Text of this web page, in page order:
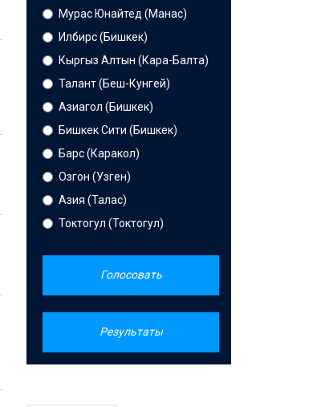
Мурас Юнайтед (Манас)
Илбирс (Бишкек)
Кыргыз Алтын (Кара-Балта)
Талант (Беш-Кунгей)
Азиагол (Бишкек)
Бишкек Сити (Бишкек)
Барс (Каракол)
Озгон (Узген)
Азия (Талас)
Токтогул (Токтогул)
Голосовать
Результаты